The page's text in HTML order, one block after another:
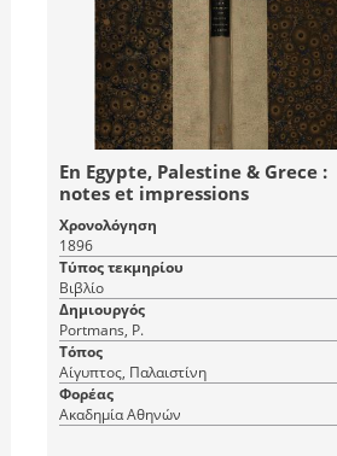
En Egypte, Palestine & Grece :
notes et impressions
Χρονολόγηση
1896
Τύπος τεκμηρίου
Βιβλίο
Δημιουργός
Portmans, P.
Τόπος
Αίγυπτος, Παλαιστίνη
Φορέας
Ακαδημία Αθηνών